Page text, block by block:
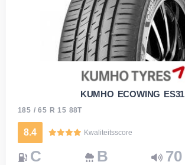
KUMHO ECOWING ES31
185 / 65 R 15 88T
8.4 Kwaliteitsscore
C B 70